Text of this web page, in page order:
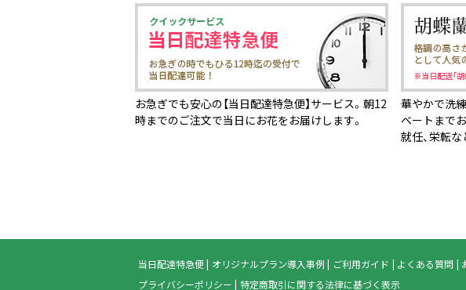
お急ぎでも安心の【当日配達特急便】サービス。朝12
時までのご注文で当日にお花をお届けします。
華やかで洗
ベートまで
就任、栄転
当日配達特急便 オリジナルプラン導入事例 ご利用ガイド よくある質問
プライバシーポリシー
特定商取引に関する法律に基づく表示